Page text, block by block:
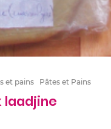
et pains Pâtes et Pains
laadjine